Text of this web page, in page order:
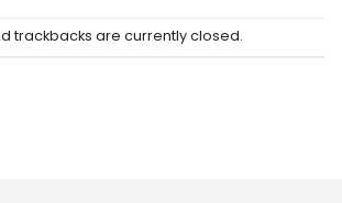
trackbacks are currently closed.